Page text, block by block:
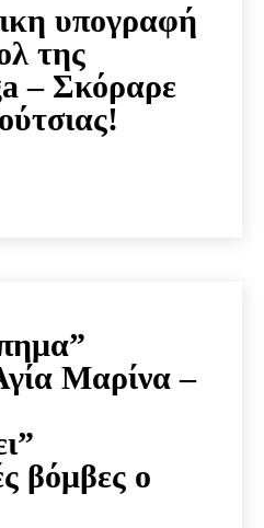
υπογραφή
της
– Σκόραρε
Μαρίνα –
βόμβες ο